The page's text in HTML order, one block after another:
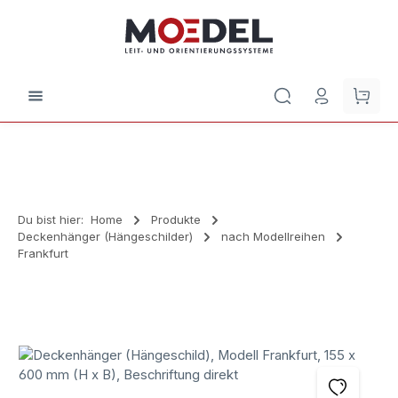
Zum Hauptinhalt springen
Du bist hier: Home
Produkte
Deckenhänger (Hängeschilder)
nach Modellreihen
Frankfurt
Bildergalerie überspringen